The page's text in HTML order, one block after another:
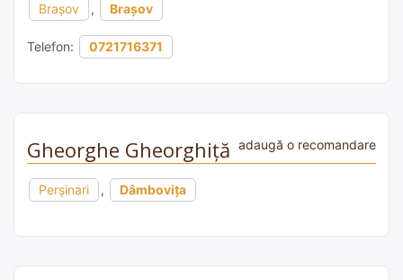
Brașov , Brașov
Telefon: 0721716371
Gheorghe Gheorghiță adaugă o recomandare
Perșinari , Dâmbovița